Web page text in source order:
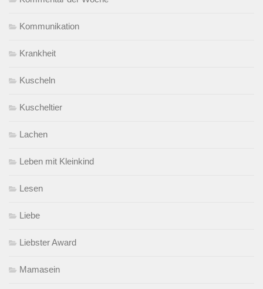
Kommunikation
Krankheit
Kuscheln
Kuscheltier
Lachen
Leben mit Kleinkind
Lesen
Liebe
Liebster Award
Mamasein